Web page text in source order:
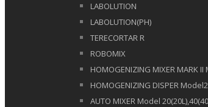
LABOLUTION
LABOLUTION(PH)
TERECORTAR R
ROBOMIX
HOMOGENIZING MIXER MARK
HOMOGENIZING DISPER
AUTO MIXER Model